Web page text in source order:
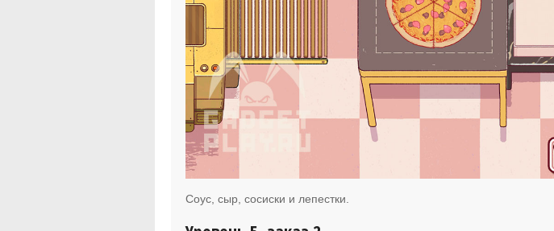
Соус, сыр, сосиски и лепестки.